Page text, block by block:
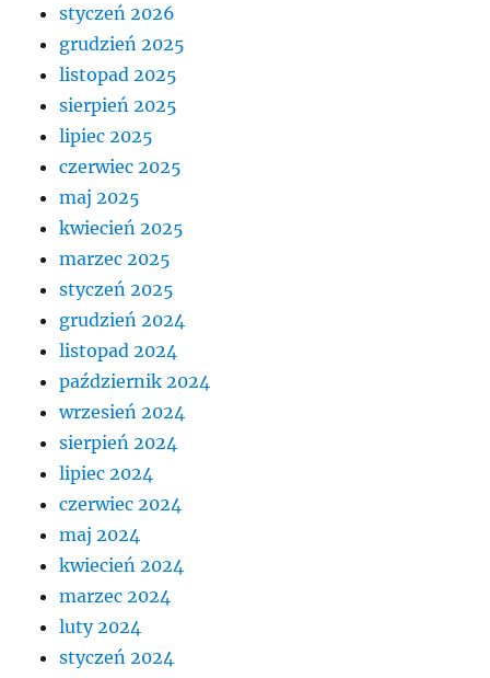
styczeń 2026
grudzień 2025
listopad 2025
sierpień 2025
lipiec 2025
czerwiec 2025
maj 2025
kwiecień 2025
marzec 2025
styczeń 2025
grudzień 2024
listopad 2024
październik 2024
wrzesień 2024
sierpień 2024
lipiec 2024
czerwiec 2024
maj 2024
kwiecień 2024
marzec 2024
luty 2024
styczeń 2024